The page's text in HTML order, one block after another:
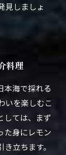
見しましょ
料理
本海で採れる
いを楽しむこ
しては、まず
た身にレモン
立ちます。